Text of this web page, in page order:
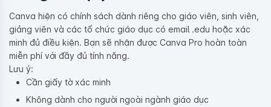
Canva hiện có chính sách dành riêng cho giáo viên, sinh viên,
giảng viên và các tổ chức giáo dục có email .edu hoặc xác
minh đủ điều kiện. Bạn sẽ nhận được Canva Pro hoàn toàn
miễn phí với đầy đủ tính năng.
Lưu ý:
Cần giấy tờ xác minh
Không dành cho người ngoài ngành giáo dục